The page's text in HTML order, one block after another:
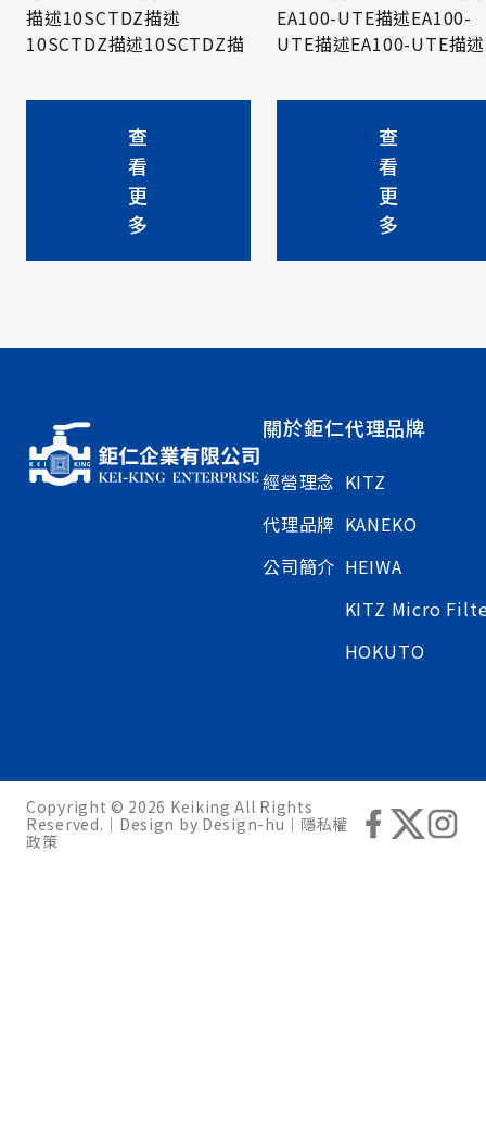
描述10SCTDZ描述
10SCTDZ描述10SCTDZ描
描述10SCTDZ描述
10SCTDZ描述10SCTDZ描
述10SCTDZ描述10SCTDZ
描述10SCTDZ描述
10SCTDZ描述
查
看
更
多
EA100-UTE描述EA100-
UTE描述EA100-UTE描述
UTE描述EA100-UTE描述
EA100-UTE描述EA100-
UTE描述EA100-UTE描述
EA100-UTE描述EA100-
UTE描述EA100-UTE描述
EA100-UTE描述
查
看
更
多
關於鉅仁
經營理念
代理品牌
公司簡介
代理品牌
KITZ
KANEKO
HEIWA
KITZ Micro
HOKUTO
Copyright © 2026 Keiking All Rights
Reserved.｜Design by Design-hu ｜ 隱私權
政策